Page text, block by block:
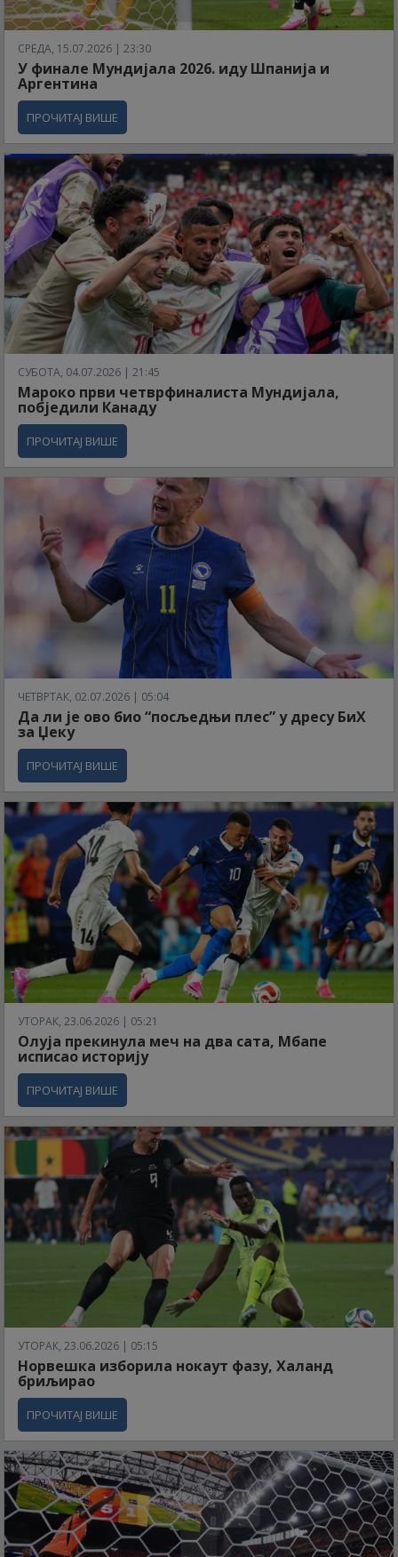
СРЕДА, 15.07.2026 | 23:30
У финале Мундијала 2026. иду Шпанија и
Аргентина
ПРОЧИТАЈ ВИШЕ
СУБОТА, 04.07.2026 | 21:45
Мароко први четврфиналиста Мундијала,
побједили Канаду
ПРОЧИТАЈ ВИШЕ
ЧЕТВРТАК, 02.07.2026 | 05:04
Да ли је ово био “посљедњи плес” у дресу БиХ
за Џеку
ПРОЧИТАЈ ВИШЕ
УТОРАК, 23.06.2026 | 05:21
Олуја прекинула меч на два сата, Мбапе
исписао историју
ПРОЧИТАЈ ВИШЕ
УТОРАК, 23.06.2026 | 05:15
Норвешка изборила нокаут фазу, Халанд
бриљирао
ПРОЧИТАЈ ВИШЕ